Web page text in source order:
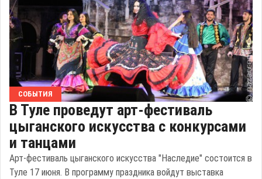
СОБЫТИЯ
В Туле проведут арт-фестиваль
цыганского искусства с конкурсами
и танцами
Арт-фестиваль цыганского искусства "Наследие" состоится в
Туле 17 июня. В программу праздника войдут выставка